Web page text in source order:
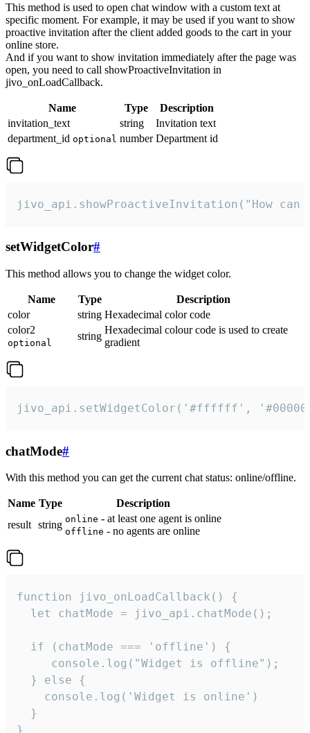
This method is used to open chat window with a custom text at
specific moment. For example, it may be used if you want to show
proactive invitation after the client added goods to the cart in your
online store.
And if you want to show invitation immediately after the page was
open, you need to call showProactiveInvitation in
jivo_onLoadCallback.
Name Type
Description
invitation_text
string
Invitation text
department_id optional number Department id
jivo_api.showProactiveInvitation("How
setWidgetColor#
This method allows you to change the widget color.
Name Type
Description
color
string Hexadecimal color code
color2
optional
string
Hexadecimal colour code is used to create
gradient
jivo_api.setWidgetColor('#ffffff',
chatMode#
With this method you can get the current chat status: online/offline.
Name Type
Description
result string online - at least one agent is online
offline - no agents are online
function jivo_onLoadCallback() {
  let chatMode = jivo_api.chatMode();
  if (chatMode === 'offline') {
     console.log("Widget is offline");
  } else {
    console.log('Widget is online')
  }
}